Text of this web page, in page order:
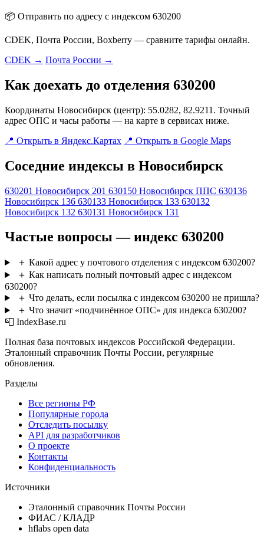
📦 Отправить по адресу с индексом 630200
CDEK, Почта России, Boxberry — сравните тарифы онлайн.
CDEK → Почта России →
Как доехать до отделения 630200
Координаты Новосибирск (центр): 55.0282, 82.9211. Точный
адрес ОПС и часы работы — на карте в сервисах ниже.
📍 Открыть в Яндекс.Картах 📍 Открыть в Google Maps
Соседние индексы в Новосибирск
630201 Новосибирск 201 630150 Новосибирск ППС 630136
Новосибирск 136 630133 Новосибирск 133 630132
Новосибирск 132 630131 Новосибирск 131
Частые вопросы — индекс 630200
＋ Какой адрес у почтового отделения с индексом 630200?
＋ Как написать полный почтовый адрес с индексом
630200?
＋ Что делать, если посылка с индексом 630200 не пришла?
＋ Что значит «подчинённое ОПС» для индекса 630200?
📮 IndexBase.ru
Полная база почтовых индексов Российской Федерации.
Эталонный справочник Почты России, регулярные
обновления.
Разделы
Все регионы РФ
Популярные города
Отследить посылку
API для разработчиков
О проекте
Контакты
Конфиденциальность
Источники
Эталонный справочник Почты России
ФИАС / КЛАДР
hflabs open data